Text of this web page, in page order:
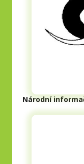
Národní